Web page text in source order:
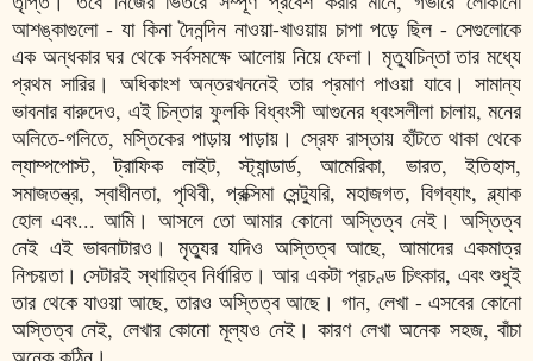
আশঙ্কাগুলো - যা কিনা দৈনন্দিন নাওয়া-খাওয়ায় চাপা পড়ে ছিল - সেগুলোকে
এক অন্ধকার ঘর থেকে সর্বসমক্ষে আলোয় নিয়ে ফেলা। মৃত্যুচিন্তা তার মধ্যে
প্রথম সারির। অধিকাংশ অন্তরখননেই তার প্রমাণ পাওয়া যাবে। সামান্য
ভাবনার বারুদেও, এই চিন্তার ফুলকি বিধ্বংসী আগুনের ধ্বংসলীলা চালায়, মনের
অলিতে-গলিতে, মস্তিকের পাড়ায় পাড়ায়। স্রেফ রাস্তায় হাঁটতে থাকা থেকে
ল্যাম্পপোস্ট, ট্রাফিক লাইট, স্ট্যান্ডার্ড, আমেরিকা, ভারত, ইতিহাস,
সমাজতন্ত্র, স্বাধীনতা, পৃথিবী, প্রক্সিমা সেন্ট্যুরি, মহাজগত, বিগব্যাং, ব্ল্যাক
হোল এবং... আমি। আসলে তো আমার কোনো অস্তিত্ব নেই। অস্তিত্ব
নেই এই ভাবনাটারও। মৃত্যুর যদিও অস্তিত্ব আছে, আমাদের একমাত্র
নিশ্চয়তা। সেটারই স্থায়িত্ব নির্ধারিত। আর একটা প্রচণ্ড চিৎকার, এবং শুধুই
তার থেকে যাওয়া আছে, তারও অস্তিত্ব আছে। গান, লেখা - এসবের কোনো
অস্তিত্ব নেই, লেখার কোনো মূল্যও নেই। কারণ লেখা অনেক সহজ, বাঁচা